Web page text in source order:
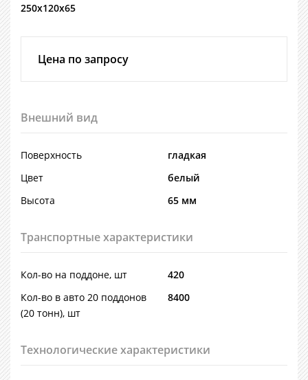
250х120х65
Цена по запросу
Внешний вид
Поверхность
гладкая
Цвет
белый
Высота
65 мм
Транспортные характеристики
Кол-во на поддоне, шт
420
Кол-во в авто 20 поддонов
(20 тонн), шт
8400
Технологические характеристики